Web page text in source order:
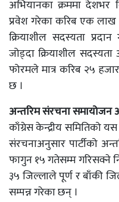
अभियानका क्रममा देशभर
प्रवेश गरेका करिब एक लाख
क्रियाशील सदस्यता
जोड्दा क्रियाशील
फोरमले मात्र करिब २५
छ ।
अन्तरिम संरचना समायोजन
काँग्रेस केन्द्रीय
संरचनाअनुसार पार्टीको
फागुन १५ गतेसम्म गरिसक्ने
३५ जिल्लाले पूर्ण र बाँकी
सम्पन्न गरेका छन् ।